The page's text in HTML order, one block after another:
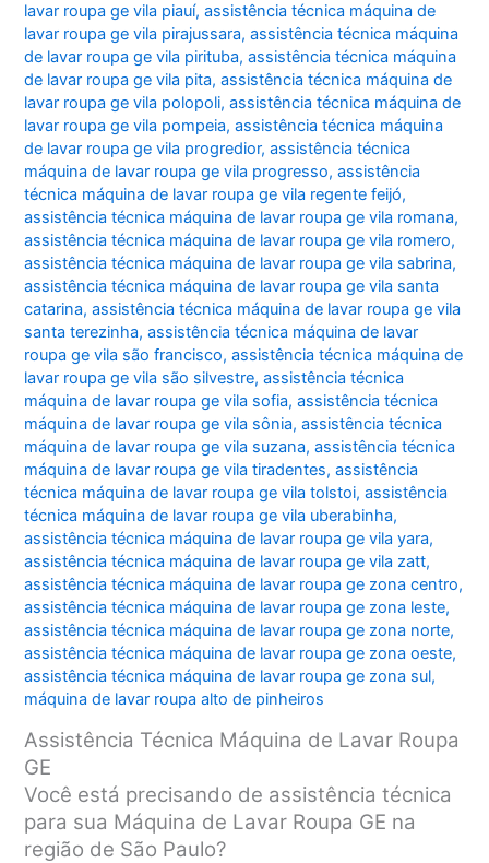
lavar roupa ge vila piauí,assistência técnica máquina de
lavar roupa ge vila pirajussara,assistência técnica máquina
de lavar roupa ge vila pirituba,assistência técnica máquina
de lavar roupa ge vila pita,assistência técnica máquina de
lavar roupa ge vila polopoli,assistência técnica máquina de
lavar roupa ge vila pompeia,assistência técnica máquina
de lavar roupa ge vila progredior,assistência técnica
máquina de lavar roupa ge vila progresso,assistência
técnica máquina de lavar roupa ge vila regente feijó,
assistência técnica máquina de lavar roupa ge vila romana,
assistência técnica máquina de lavar roupa ge vila romero,
assistência técnica máquina de lavar roupa ge vila sabrina,
assistência técnica máquina de lavar roupa ge vila santa
catarina,assistência técnica máquina de lavar roupa ge vila
santa terezinha,assistência técnica máquina de lavar
roupa ge vila são francisco,assistência técnica máquina de
lavar roupa ge vila são silvestre,assistência técnica
máquina de lavar roupa ge vila sofia,assistência técnica
máquina de lavar roupa ge vila sônia,assistência técnica
máquina de lavar roupa ge vila suzana,assistência técnica
máquina de lavar roupa ge vila tiradentes,assistência
técnica máquina de lavar roupa ge vila tolstoi,assistência
técnica máquina de lavar roupa ge vila uberabinha,
assistência técnica máquina de lavar roupa ge vila yara,
assistência técnica máquina de lavar roupa ge vila zatt,
assistência técnica máquina de lavar roupa ge zona centro,
assistência técnica máquina de lavar roupa ge zona leste,
assistência técnica máquina de lavar roupa ge zona norte,
assistência técnica máquina de lavar roupa ge zona oeste,
assistência técnica máquina de lavar roupa ge zona sul,
máquina de lavar roupa alto de pinheiros
Assistência Técnica Máquina de Lavar Roupa
GE
Você está precisando de assistência técnica
para sua Máquina de Lavar Roupa GE na
região de São Paulo?